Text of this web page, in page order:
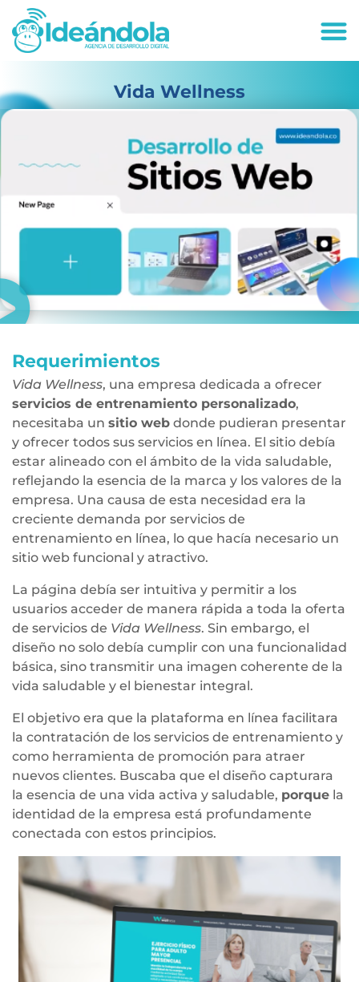
Vida Wellness
Requerimientos
Vida Wellness, una empresa dedicada a ofrecer
servicios de entrenamiento personalizado,
necesitaba un sitio web donde pudieran presentar
y ofrecer todos sus servicios en línea. El sitio debía
estar alineado con el ámbito de la vida saludable,
reflejando la esencia de la marca y los valores de la
empresa. Una causa de esta necesidad era la
creciente demanda por servicios de
entrenamiento en línea, lo que hacía necesario un
sitio web funcional y atractivo.
La página debía ser intuitiva y permitir a los
usuarios acceder de manera rápida a toda la oferta
de servicios de Vida Wellness. Sin embargo, el
diseño no solo debía cumplir con una funcionalidad
básica, sino transmitir una imagen coherente de la
vida saludable y el bienestar integral.
El objetivo era que la plataforma en línea facilitara
la contratación de los servicios de entrenamiento y
como herramienta de promoción para atraer
nuevos clientes. Buscaba que el diseño capturara
la esencia de una vida activa y saludable, porque la
identidad de la empresa está profundamente
conectada con estos principios.